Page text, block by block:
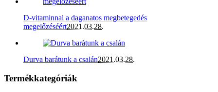
D-vitaminnal a daganatos megbetegedés
megelőzéséért2021.03.28.
Durva barátunk a csalán2021.03.28.
Termékkategóriák